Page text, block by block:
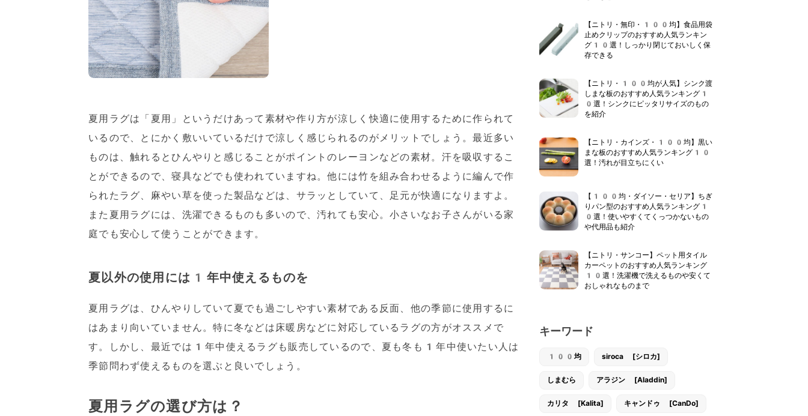
夏用ラグは「夏用」というだけあって素材や作り方が涼しく快適に使用するために作られて
いるので、とにかく敷いいているだけで涼しく感じられるのがメリットでしょう。最近多い
ものは、触れるとひんやりと感じることがポイントのレーヨンなどの素材。汗を吸収するこ
とができるので、寝具などでも使われていますね。他には竹を組み合わせるように編んで作
られたラグ、麻やい草を使った製品などは、サラッとしていて、足元が快適になりますよ。
また夏用ラグには、洗濯できるものも多いので、汚れても安心。小さいなお子さんがいる家
庭でも安心して使うことができます。
夏以外の使用には1年中使えるものを
夏用ラグは、ひんやりしていて夏でも過ごしやすい素材である反面、他の季節に使用するに
はあまり向いていません。特に冬などは床暖房などに対応しているラグの方がオススメで
す。しかし、最近では1年中使えるラグも販売しているので、夏も冬も1年中使いたい人は
季節問わず使えるものを選ぶと良いでしょう。
夏用ラグの選び方は？
【ニトリ・無印・100均】食品用袋
止めクリップのおすすめ人気ランキン
グ10選！しっかり閉じておいしく保
存できる
【ニトリ・100均が人気】シンク渡
しまな板のおすすめ人気ランキング1
0選！シンクにピッタリサイズのもの
を紹介
【ニトリ・カインズ・100均】黒い
まな板のおすすめ人気ランキング10
選！汚れが目立ちにくい
【100均・ダイソー・セリア】ちぎ
りパン型のおすすめ人気ランキング1
0選！使いやすくてくっつかないもの
や代用品も紹介
【ニトリ・サンコー】ペット用タイル
カーペットのおすすめ人気ランキング
10選！洗濯機で洗えるものや安くて
おしゃれなものまで
キーワード
100均 siroca [シロカ]
しまむら アラジン [Aladdin]
カリタ [Kalita] キャンドゥ [CanDo]